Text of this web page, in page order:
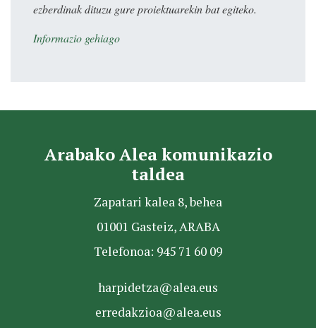
ezberdinak dituzu gure proiektuarekin bat egiteko.
Informazio gehiago
Arabako Alea komunikazio
taldea
Zapatari kalea 8, behea
01001 Gasteiz, ARABA
Telefonoa: 945 71 60 09
harpidetza@alea.eus
erredakzioa@alea.eus